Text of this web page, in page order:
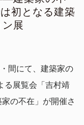
初となる建築
展
間にて、建築家の
る展覧会「吉村靖
の不在」が開催さ